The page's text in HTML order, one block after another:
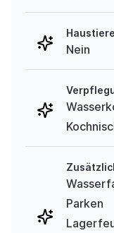
Haustiere
Nein
Parken